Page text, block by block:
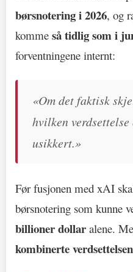
børsnotering i 2026, og
komme så tidlig som i
forventningene internt:
«Om det faktisk
hvilken
usikkert.»
Før fusjonen med xAI
børsnotering som kunne
billioner dollar alene.
kombinerte verdsettelsen